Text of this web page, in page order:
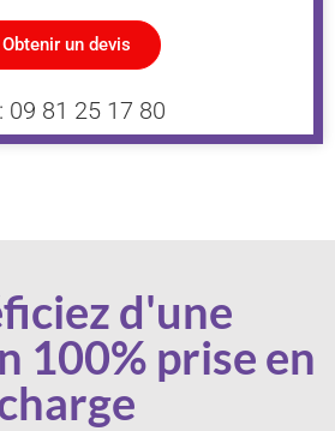
Obtenir un devis
09 81 25 17 80
d'une
100% prise en